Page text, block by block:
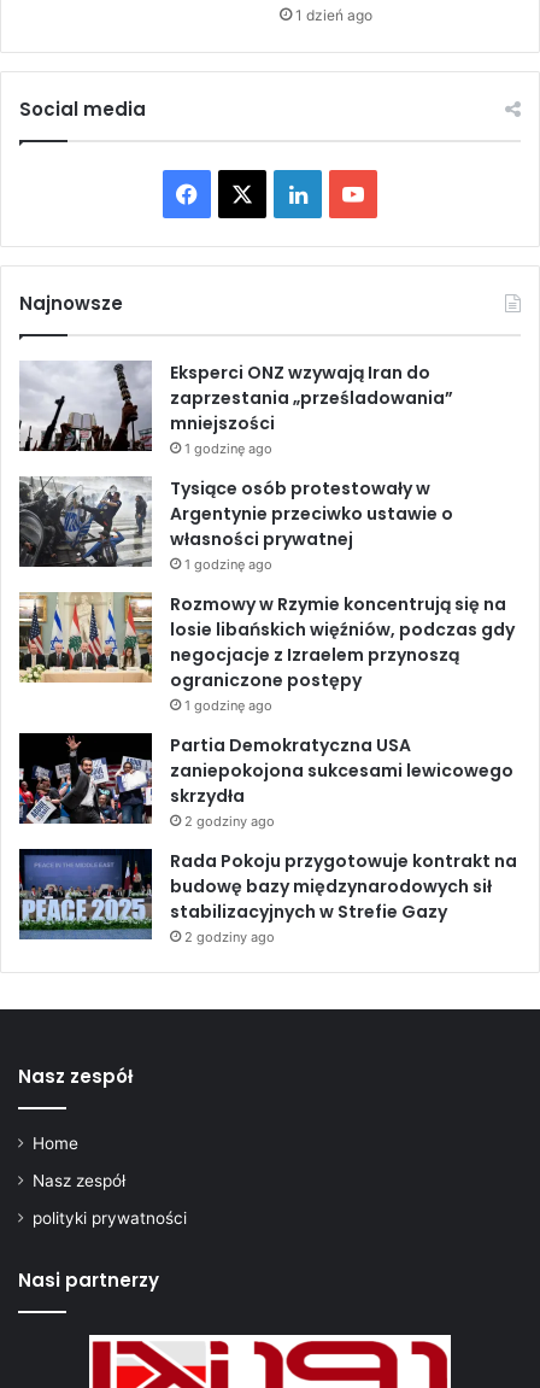
t
S
y
,
A
l
p
p
,
w
b
ł
y
s
a
w
i
c
m
a
t
a
k
u
y
ó
w
r
f
G
z
y
1 dzień ago
Social media
a
e
b
o
o
k
L
i
k
e
I
n
o
T
u
e
Najnowsze
Eksperci ONZ wzywają Iran do
zaprzestania „prześladowania”
mniejszości
1 godzinę ago
Tysiące osób protestowały w
Argentynie przeciwko ustawie o
własności prywatnej
1 godzinę ago
Rozmowy w Rzymie koncentrują się na
losie libańskich więźniów, podczas gdy
negocjacje z Izraelem przynoszą
ograniczone postępy
1 godzinę ago
Partia Demokratyczna USA
zaniepokojona sukcesami lewicowego
skrzydła
2 godziny ago
Rada Pokoju przygotowuje kontrakt na
budowę bazy międzynarodowych sił
stabilizacyjnych w Strefie Gazy
2 godziny ago
Nasz zespół
Home
Nasz zespół
polityki prywatności
Nasi partnerzy